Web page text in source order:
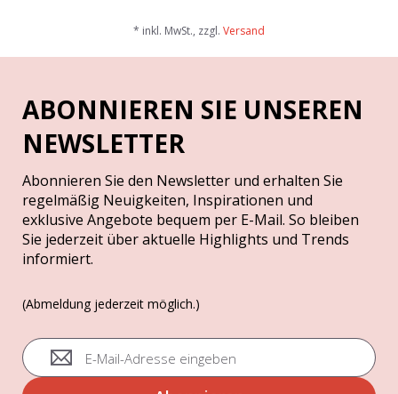
* inkl. MwSt., zzgl. Versand
ABONNIEREN SIE UNSEREN
NEWSLETTER
Abonnieren Sie den Newsletter und erhalten Sie
regelmäßig Neuigkeiten, Inspirationen und
exklusive Angebote bequem per E-Mail. So bleiben
Sie jederzeit über aktuelle Highlights und Trends
informiert.
(Abmeldung jederzeit möglich.)
A
n
m